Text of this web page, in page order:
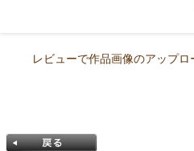
レビューで作品画像のアップ